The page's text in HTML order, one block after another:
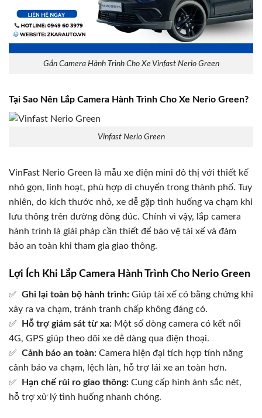
Gắn Camera Hành Trình Cho Xe Vinfast Nerio Green
Tại Sao Nên Lắp Camera Hành Trình Cho Xe Nerio Green?
Vinfast Nerio Green
VinFast Nerio Green là mẫu xe điện mini đô thị với thiết kế
nhỏ gọn, linh hoạt, phù hợp di chuyển trong thành phố. Tuy
nhiên, do kích thước nhỏ, xe dễ gặp tình huống va chạm khi
lưu thông trên đường đông đúc. Chính vì vậy, lắp camera
hành trình là giải pháp cần thiết để bảo vệ tài xế và đảm
bảo an toàn khi tham gia giao thông.
Lợi Ích Khi Lắp Camera Hành Trình Cho Nerio Green
✅ Ghi lại toàn bộ hành trình: Giúp tài xế có bằng chứng khi
xảy ra va chạm, tránh tranh chấp không đáng có.
✅
Hỗ trợ giám sát từ xa: Một số dòng camera có kết nối
4G, GPS giúp theo dõi xe dễ dàng qua điện thoại.
✅ Cảnh báo an toàn: Camera hiện đại tích hợp tính năng
cảnh báo va chạm, lệch làn, hỗ trợ lái xe an toàn hơn.
✅
Hạn chế rủi ro giao thông: Cung cấp hình ảnh sắc nét,
hỗ trợ xử lý tình huống nhanh chóng.